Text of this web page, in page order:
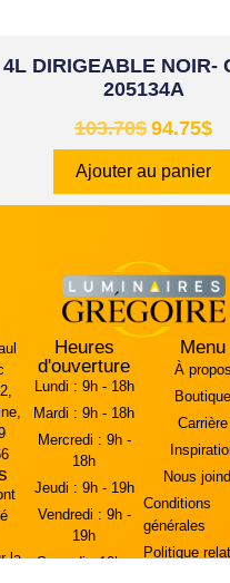
DIRIGEABLE NOIR-
205134A
103.70$ 94.75$
Ajouter au panier
la
Heures
d'ouverture
Lundi : 9h - 18h
Mardi : 9h - 18h
Mercredi : 9h -
18h
Jeudi : 9h - 19h
Vendredi : 9h -
19h
Samedi :10h -
Menu
À propos
Boutique
Carrière
Nous
Conditions
générales
Politique